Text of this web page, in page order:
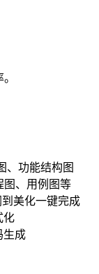
、功能结构图
图、用例图等
美化一键完成
化
生成